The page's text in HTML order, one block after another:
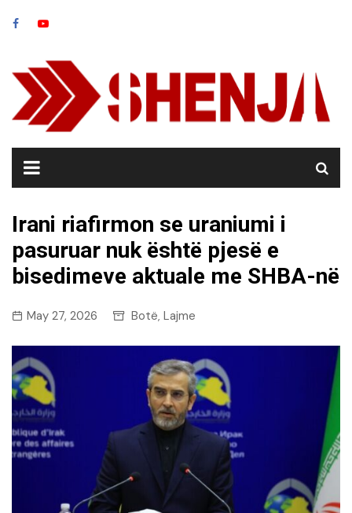
Irani riafirmon se uraniumi i
pasuruar nuk është pjesë e
bisedimeve aktuale me SHBA-në
May 27, 2026 Botë, Lajme